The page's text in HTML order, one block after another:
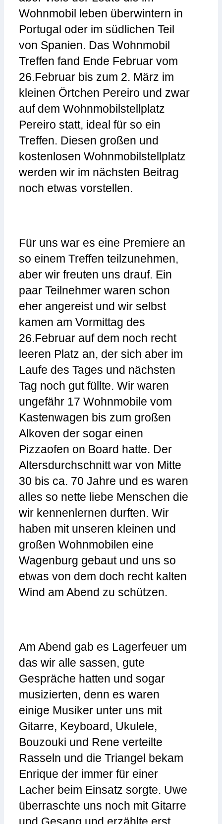
Wohnmobil leben überwintern in
Portugal oder im südlichen Teil
von Spanien. Das Wohnmobil
Treffen fand Ende Februar vom
26.Februar bis zum 2. März im
kleinen Örtchen Pereiro und zwar
auf dem Wohnmobilstellplatz
Pereiro statt, ideal für so ein
Treffen. Diesen großen und
kostenlosen Wohnmobilstellplatz
werden wir im nächsten Beitrag
noch etwas vorstellen.
Für uns war es eine Premiere an
so einem Treffen teilzunehmen,
aber wir freuten uns drauf. Ein
paar Teilnehmer waren schon
eher angereist und wir selbst
kamen am Vormittag des
26.Februar auf dem noch recht
leeren Platz an, der sich aber im
Laufe des Tages und nächsten
Tag noch gut füllte. Wir waren
ungefähr 17 Wohnmobile vom
Kastenwagen bis zum großen
Alkoven der sogar einen
Pizzaofen on Board hatte. Der
Altersdurchschnitt war von Mitte
30 bis ca. 70 Jahre und es waren
alles so nette liebe Menschen die
wir kennenlernen durften. Wir
haben mit unseren kleinen und
großen Wohnmobilen eine
Wagenburg gebaut und uns so
etwas von dem doch recht kalten
Wind am Abend zu schützen.
Am Abend gab es Lagerfeuer um
das wir alle sassen, gute
Gespräche hatten und sogar
musizierten, denn es waren
einige Musiker unter uns mit
Gitarre, Keyboard, Ukulele,
Bouzouki und Rene verteilte
Rasseln und die Triangel bekam
Enrique der immer für einer
Lacher beim Einsatz sorgte. Uwe
überraschte uns noch mit Gitarre